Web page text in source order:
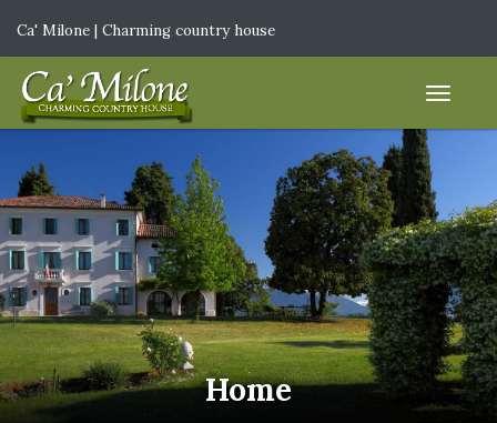
Ca' Milone | Charming country house
Home